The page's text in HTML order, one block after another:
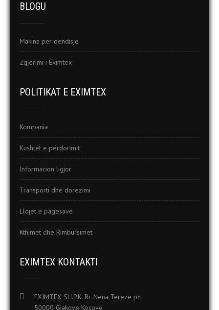
BLOGU
Makina per qëndisje
Zgjerimi i Eximtex
POLITIKAT E EXIMTEX
Kompania
Kushtet e përdorimit
Informacion ligjor
Transporti dhe dorezimi
Llojet e pagesave
Kthimet dhe Rimbursimet
EXIMTEX KONTAKTI
EXIMTEX SH.P.K. Rr. Nena Tereze pn
50000 Gjakove Kosove